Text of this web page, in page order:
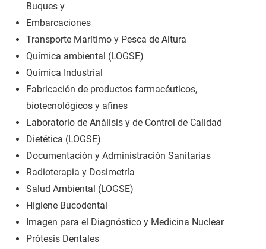
Buques y
Embarcaciones
Transporte Marítimo y Pesca de Altura
Química ambiental (LOGSE)
Química Industrial
Fabricación de productos farmacéuticos,
biotecnológicos y afines
Laboratorio de Análisis y de Control de Calidad
Dietética (LOGSE)
Documentación y Administración Sanitarias
Radioterapia y Dosimetría
Salud Ambiental (LOGSE)
Higiene Bucodental
Imagen para el Diagnóstico y Medicina Nuclear
Prótesis Dentales